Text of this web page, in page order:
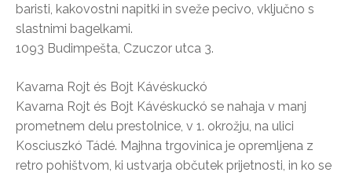
baristi, kakovostni napitki in sveže pecivo, vključno s
slastnimi bagelkami.
1093 Budimpešta, Czuczor utca 3.
Kavarna Rojt és Bojt Kávéskuckó
Kavarna Rojt és Bojt Kávéskuckó se nahaja v manj
prometnem delu prestolnice, v 1. okrožju, na ulici
Kosciuszkó Tádé. Majhna trgovinica je opremljena z
retro pohištvom, ki ustvarja občutek prijetnosti, in ko se